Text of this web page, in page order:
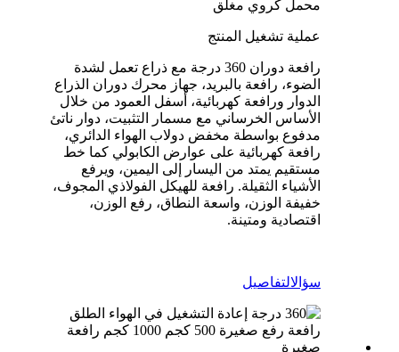
محمل كروي مغلق
عملية تشغيل المنتج
رافعة دوران 360 درجة مع ذراع تعمل لشدة
الضوء، رافعة بالبريد، جهاز محرك دوران الذراع
الدوار ورافعة كهربائية، أسفل العمود من خلال
الأساس الخرساني مع مسمار التثبيت، دوار ناتئ
مدفوع بواسطة مخفض دولاب الهواء الدائري،
رافعة كهربائية على عوارض الكابولي كما خط
مستقيم يمتد من اليسار إلى اليمين، ويرفع
الأشياء الثقيلة. رافعة للهيكل الفولاذي المجوف،
خفيفة الوزن، واسعة النطاق، رفع الوزن،
اقتصادية ومتينة.
سؤالالتفاصيل